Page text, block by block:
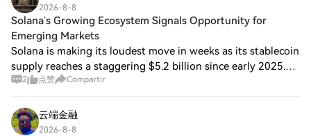
2026-8-8
Solana’s Growing Ecosystem Signals Opportunity for
Emerging Markets
Solana is making its loudest move in weeks as its stablecoin
supply reaches a staggering $5.2 billion since early 2025.
This surge positions the platform as an essential player in
2 点赞 Compartir
云端金融
2026-8-8